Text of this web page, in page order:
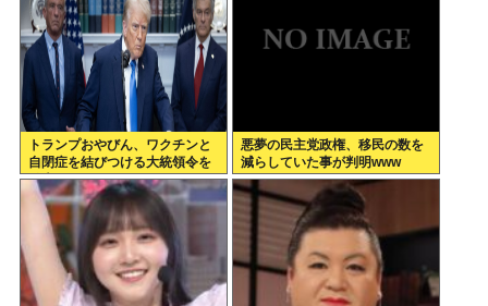
トランプおやびん、ワクチンと
自閉症を結びつける大統領令を
発表へ、
悪夢の民主党政権、移民の数を
減らしていた事が判明www